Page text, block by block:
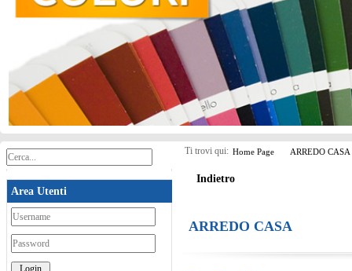
Area Utenti
*
*
Ti trovi qui: Home Page ARREDO CASA
Indietro
ARREDO CASA